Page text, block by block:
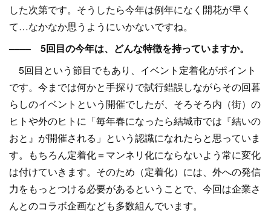
した次第です。そうしたら今年は例年になく開花が早く
て…なかなか思うようにいかないですね。
–––– 5回目の今年は、どんな特徴を持っていますか。
5回目という節目でもあり、イベント定着化がポイント
です。今までは何かと手探りで試行錯誤しながらその回暮
らしのイベントという開催でしたが、そろそろ内（街）の
ヒトや外のヒトに「毎年春になったら結城市では『結いの
おと』が開催される」という認識になれたらと思っていま
す。もちろん定着化＝マンネリ化にならないよう常に変化
は付けていきます。そのため（定着化）には、外への発信
力をもっとつける必要があるということで、今回は企業さ
んとのコラボ企画なども多数組んでいます。